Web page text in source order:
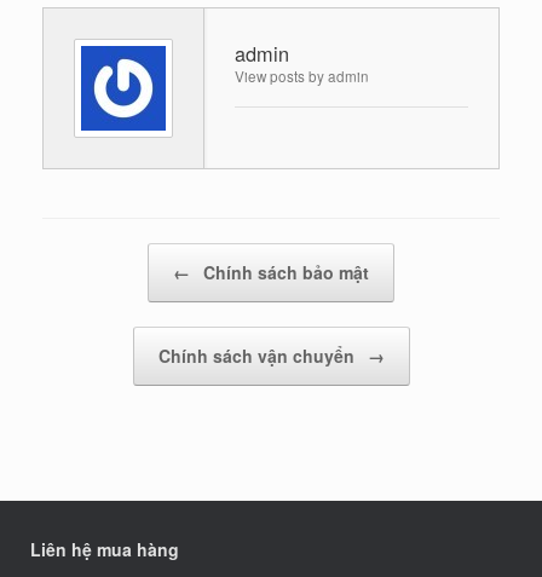
admin
View posts by admin
← Chính sách bảo mật
Chính sách vận chuyển →
Liên hệ mua hàng